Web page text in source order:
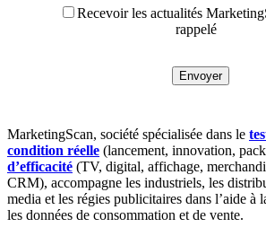
Recevoir les actualités
rappelé
MarketingScan, société spécialisée dans le
condition réelle (lancement, innovation,
d’efficacité (TV, digital, affichage,
CRM), accompagne les industriels, les
media et les régies publicitaires dans l’aide à
les données de consommation et de vente.